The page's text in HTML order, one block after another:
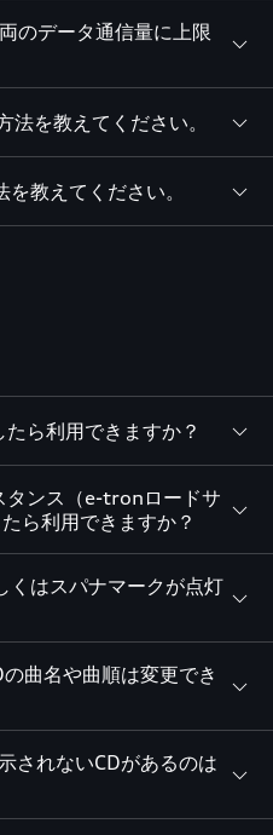
のデータ通信量に上限
を教えてください。
教えてください。
ら利用できますか？
ンス（e-tronロードサ
ら利用できますか？
はスパナマークが点灯
曲名や曲順は変更でき
されないCDがあるのは